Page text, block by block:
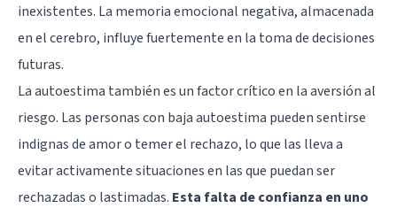
inexistentes. La memoria emocional negativa, almacenada
en el cerebro, influye fuertemente en la toma de decisiones
futuras.
La autoestima también es un factor crítico en la aversión al
riesgo. Las personas con baja autoestima pueden sentirse
indignas de amor o temer el rechazo, lo que las lleva a
evitar activamente situaciones en las que puedan ser
rechazadas o lastimadas. Esta falta de confianza en uno